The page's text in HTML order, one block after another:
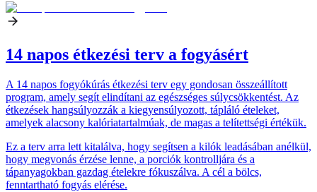
14 napos étkezési terv a fogyásért
A 14 napos fogyókúrás étkezési terv egy gondosan összeállított
program, amely segít elindítani az egészséges súlycsökkentést. Az
étkezések hangsúlyozzák a kiegyensúlyozott, tápláló ételeket,
amelyek alacsony kalóriatartalmúak, de magas a telítettségi értékük.
Ez a terv arra lett kitalálva, hogy segítsen a kilók leadásában anélkül,
hogy megvonás érzése lenne, a porciók kontrolljára és a
tápanyagokban gazdag ételekre fókuszálva. A cél a bölcs,
fenntartható fogyás elérése.